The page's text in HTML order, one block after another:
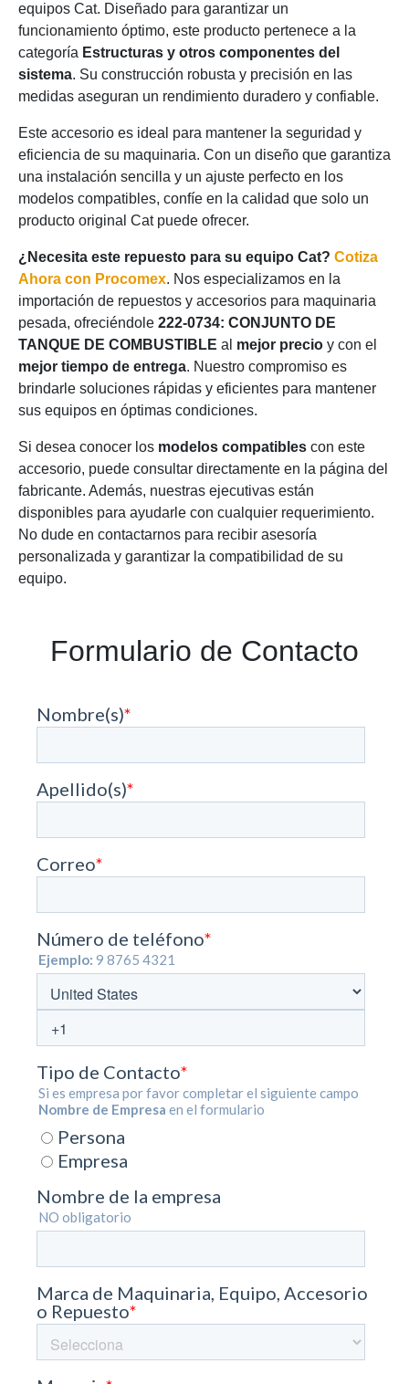
equipos Cat. Diseñado para garantizar un
funcionamiento óptimo, este producto pertenece a la
categoría Estructuras y otros componentes del
sistema. Su construcción robusta y precisión en las
medidas aseguran un rendimiento duradero y confiable.
Este accesorio es ideal para mantener la seguridad y
eficiencia de su maquinaria. Con un diseño que garantiza
una instalación sencilla y un ajuste perfecto en los
modelos compatibles, confíe en la calidad que solo un
producto original Cat puede ofrecer.
¿Necesita este repuesto para su equipo Cat? Cotiza
Ahora con Procomex. Nos especializamos en la
importación de repuestos y accesorios para maquinaria
pesada, ofreciéndole 222-0734: CONJUNTO DE
TANQUE DE COMBUSTIBLE al mejor precio y con el
mejor tiempo de entrega. Nuestro compromiso es
brindarle soluciones rápidas y eficientes para mantener
sus equipos en óptimas condiciones.
Si desea conocer los modelos compatibles con este
accesorio, puede consultar directamente en la página del
fabricante. Además, nuestras ejecutivas están
disponibles para ayudarle con cualquier requerimiento.
No dude en contactarnos para recibir asesoría
personalizada y garantizar la compatibilidad de su
equipo.
Formulario de Contacto